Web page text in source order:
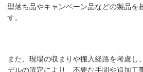
型落ち品やキャンペーン品などの製品を
す。
また、現場の収まりや搬入経路を考慮し
デルの選定により、不要な手間や追加工